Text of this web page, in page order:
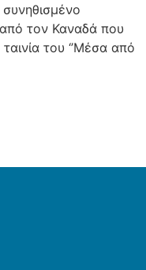
τον Καναδά που
του ‘’Μέσα από